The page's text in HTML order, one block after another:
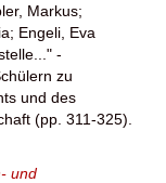
Markus;
; Engeli, Eva
-
zu
und des
(pp. 311-325).
und